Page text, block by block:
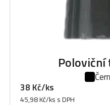
Poloviční
38 Kč/ks
45,98 Kč/ks s DPH